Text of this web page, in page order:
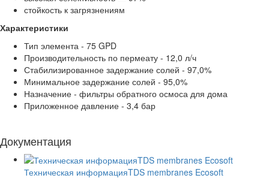
стойкость к загрязнениям
Характеристики
Тип элемента - 75 GPD
Производительность по пермеату - 12,0 л/ч
Стабилизированное задержание солей - 97,0%
Минимальное задержание солей - 95,0%
Назначение - фильтры обратного осмоса для дома
Приложенное давление - 3,4 бар
Документация
Техническая информацияTDS membranes Ecosoft